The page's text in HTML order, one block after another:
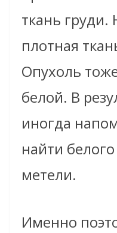
ткань
плотная
Опухоль
белой. В
иногда
найти
метели.
Именно